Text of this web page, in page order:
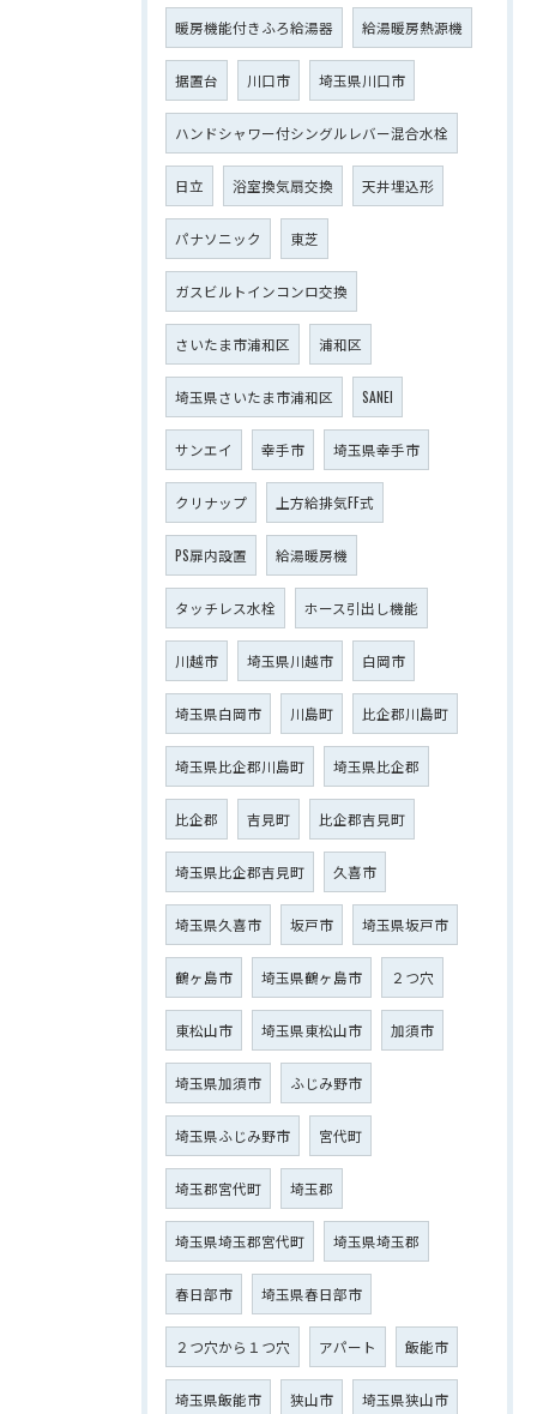
暖房機能付きふろ給湯器 給湯暖房熱源機
据置台 川口市 埼玉県川口市
ハンドシャワー付シングルレバー混合水栓
日立 浴室換気扇交換 天井埋込形
パナソニック 東芝
ガスビルトインコンロ交換
さいたま市浦和区 浦和区
埼玉県さいたま市浦和区 SANEI
サンエイ 幸手市 埼玉県幸手市
クリナップ 上方給排気FF式
PS扉内設置 給湯暖房機
タッチレス水栓 ホース引出し機能
川越市 埼玉県川越市 白岡市
埼玉県白岡市 川島町 比企郡川島町
埼玉県比企郡川島町 埼玉県比企郡
比企郡 吉見町 比企郡吉見町
埼玉県比企郡吉見町 久喜市
埼玉県久喜市 坂戸市 埼玉県坂戸市
鶴ヶ島市 埼玉県鶴ヶ島市 ２つ穴
東松山市 埼玉県東松山市 加須市
埼玉県加須市 ふじみ野市
埼玉県ふじみ野市 宮代町
埼玉郡宮代町 埼玉郡
埼玉県埼玉郡宮代町 埼玉県埼玉郡
春日部市 埼玉県春日部市
２つ穴から１つ穴 アパート 飯能市
埼玉県飯能市 狭山市 埼玉県狭山市